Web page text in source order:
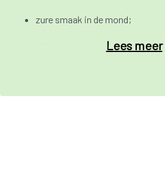
zure smaak in de mond;
slechte adem.
Lees meer